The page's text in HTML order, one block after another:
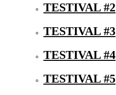
TESTIVAL #2
TESTIVAL #3
TESTIVAL #4
TESTIVAL #5